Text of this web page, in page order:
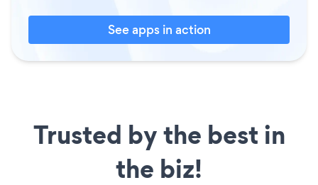
See apps in action
Trusted by the best in
the biz!